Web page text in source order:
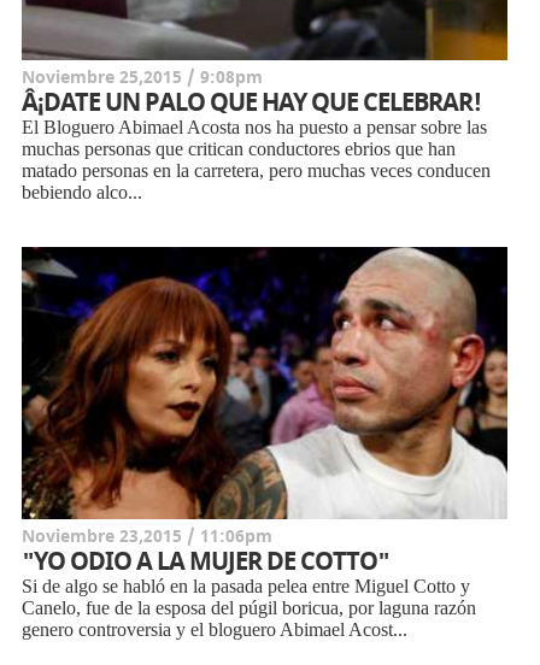
Noviembre 25,2015 / 9:08pm
Â¡DATE UN PALO QUE HAY QUE CELEBRAR!
El Bloguero Abimael Acosta nos ha puesto a pensar sobre las
muchas personas que critican conductores ebrios que han
matado personas en la carretera, pero muchas veces conducen
bebiendo alco...
Noviembre 23,2015 / 11:06pm
"YO ODIO A LA MUJER DE COTTO"
Si de algo se habló en la pasada pelea entre Miguel Cotto y
Canelo, fue de la esposa del púgil boricua, por laguna razón
genero controversia y el bloguero Abimael Acost...